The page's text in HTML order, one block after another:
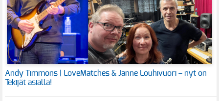
Andy Timmons | LoveMatches & Janne Louhivuori – nyt on
Tekijät asialla!